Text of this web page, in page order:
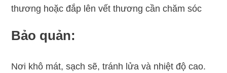
thương hoặc đắp lên vết thương cần chăm sóc
Bảo quản:
Nơi khô mát, sạch sẽ, tránh lửa và nhiệt độ cao.